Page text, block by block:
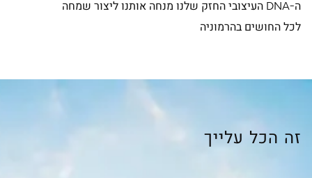
ה-DNA העיצובי החזק שלנו מנחה אותנו ליצור שמחה
לכל החושים בהרמוניה
זה הכל עלייך